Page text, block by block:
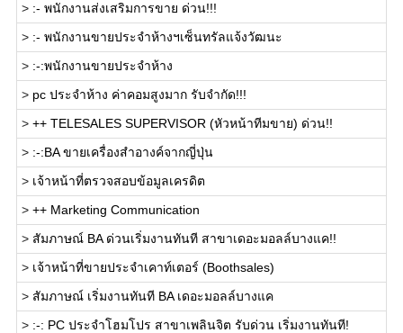
> :- พนักงานส่งเสริมการขาย ด่วน!!!
> :- พนักงานขายประจำห้างฯเซ็นทรัลแจ้งวัฒนะ
> :-:พนักงานขายประจำห้าง
> pc ประจำห้าง ค่าคอมสูงมาก รับจำกัด!!!
> ++ TELESALES SUPERVISOR (หัวหน้าทีมขาย) ด่วน!!
> :-:BA ขายเครื่องสำอางค์จากญี่ปุ่น
> เจ้าหน้าที่ตรวจสอบข้อมูลเครดิต
> ++ Marketing Communication
> สัมภาษณ์ BA ด่วนเริ่มงานทันที สาขาเดอะมอลล์บางแค!!
> เจ้าหน้าที่ขายประจำเคาท์เตอร์ (Boothsales)
> สัมภาษณ์ เริ่มงานทันที BA เดอะมอลล์บางแค
> :-: PC ประจำโฮมโปร สาขาเพลินจิต รับด่วน เริ่มงานทันที!